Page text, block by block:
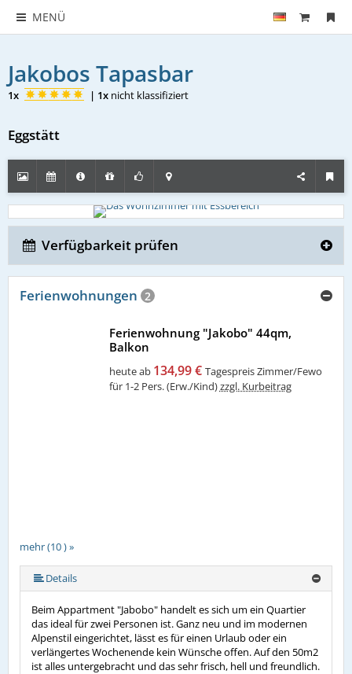
MENÜ
Jakobos Tapasbar
1x | 1x nicht klassifiziert
Eggstätt
Verfügbarkeit prüfen
Ferienwohnungen 2
mehr (10 ) »
mehr (10 ) »
mehr (10 ) »
mehr (10 ) »
mehr (10 ) »
mehr (10 ) »
mehr (10 ) »
Ferienwohnung "Jakobo" 44qm,
Balkon
heute ab 134,99 € Tagespreis Zimmer/Fewo
für 1-2 Pers. (Erw./Kind)zzgl. Kurbeitrag
Details
Beim Appartment "Jabobo" handelt es sich um ein Quartier
das ideal für zwei Personen ist. Ganz neu und im modernen
Alpenstil eingerichtet, lässt es für einen Urlaub oder ein
verlängertes Wochenende kein Wünsche offen. Auf den 50m2
ist alles untergebracht und das sehr frisch, hell und freundlich.